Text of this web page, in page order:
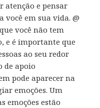
atenção e pensar
você em sua vida. @
você não tem
e é importante que
ao seu redor
de apoio
pode aparecer na
emoções. Um
emoções estão